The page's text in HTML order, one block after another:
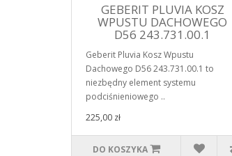
GEBERIT PLUVIA KOSZ
WPUSTU DACHOWEGO
D56 243.731.00.1
Geberit Pluvia Kosz Wpustu
Dachowego D56 243.731.00.1 to
niezbędny element systemu
podciśnieniowego ..
225,00 zł
DO KOSZYKA